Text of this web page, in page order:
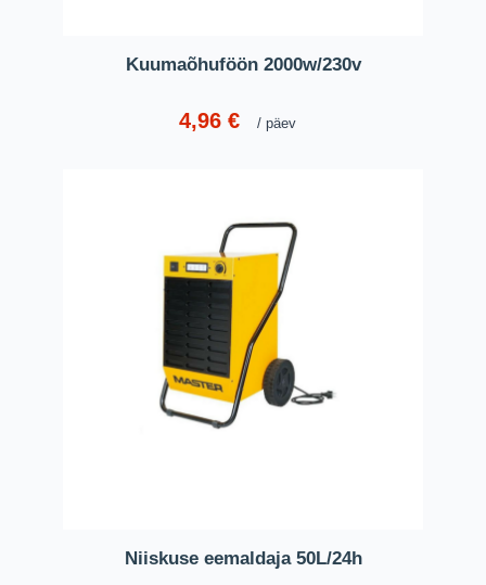
Kuumaõhuföön 2000w/230v
4,96 € päev
Niiskuse eemaldaja 50L/24h